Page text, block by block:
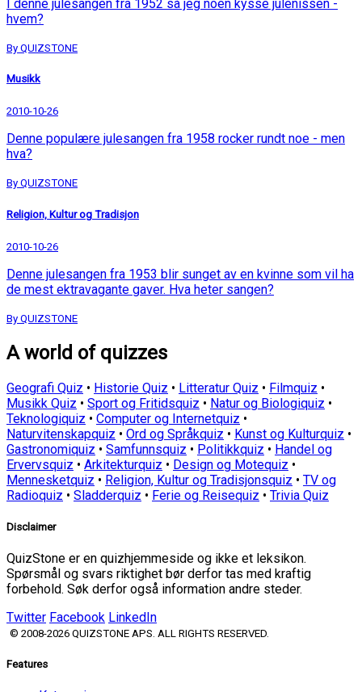
I denne julesangen fra 1952 så jeg noen kysse julenissen -
hvem?
By QUIZSTONE
Musikk
2010-10-26
Denne populære julesangen fra 1958 rocker rundt noe - men
hva?
By QUIZSTONE
Religion, Kultur og Tradisjon
2010-10-26
Denne julesangen fra 1953 blir sunget av en kvinne som vil ha
de mest ektravagante gaver. Hva heter sangen?
By QUIZSTONE
A world of quizzes
Geografi Quiz • Historie Quiz • Litteratur Quiz • Filmquiz •
Musikk Quiz • Sport og Fritidsquiz • Natur og Biologiquiz •
Teknologiquiz • Computer og Internetquiz •
Naturvitenskapquiz • Ord og Språkquiz • Kunst og Kulturquiz •
Gastronomiquiz • Samfunnsquiz • Politikkquiz • Handel og
Ervervsquiz • Arkitekturquiz • Design og Motequiz •
Mennesketquiz • Religion, Kultur og Tradisjonsquiz • TV og
Radioquiz • Sladderquiz • Ferie og Reisequiz • Trivia Quiz
Disclaimer
QuizStone er en quizhjemmeside og ikke et leksikon.
Spørsmål og svars riktighet bør derfor tas med kraftig
forbehold. Søk derfor også information andre steder.
Twitter Facebook LinkedIn
© 2008-2026 QUIZSTONE APS. ALL RIGHTS RESERVED.
Features